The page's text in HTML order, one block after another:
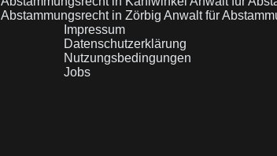
Abstammungsrecht in Zörbig Anwalt für
Impressum
Datenschutzerklärung
Nutzungsbedingungen
Jobs